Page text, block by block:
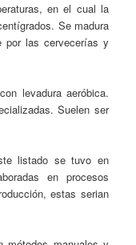
en el cual la
Se madura
por las cervecerías y
levadura aeróbica.
Suelen ser
listado se tuvo en
en procesos
estas serian